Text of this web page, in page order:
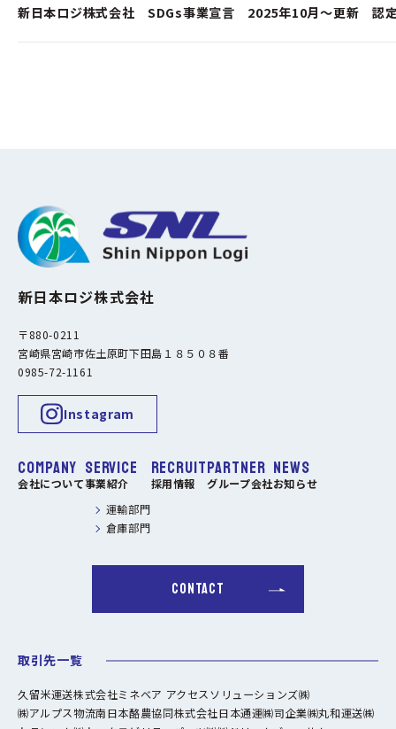
新日本ロジ株式会社 SDGs事業宣言 2025年10月～更
新日本ロジ株式会社
〒880-0211
宮崎県宮崎市佐土原町下田島１８５０８番
0985-72-1161
Instagram
COMPANY
会社について
SERVICE
事業紹介
運輸部門
倉庫部門
RECRUIT
採用情報
PARTNER
グループ会社
NEWS
お知らせ
CONTACT
取引先一覧
久留米運送株式会社ミネベア アクセスソリューションズ㈱
㈱アルプス物流南日本酪農協同株式会社日本通運㈱司企業㈱丸和運送㈱